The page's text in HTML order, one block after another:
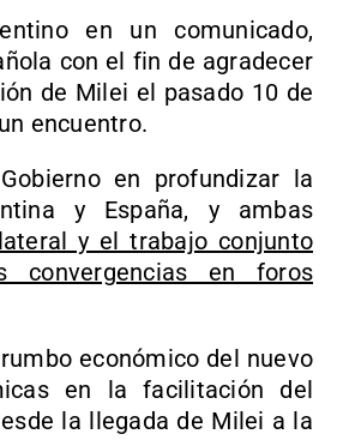
en un comunicado,
con el fin de agradecer
de Milei el pasado 10 de
encuentro.
en profundizar la
y España, y ambas
y el trabajo conjunto
convergencias en foros
económico del nuevo
en la facilitación del
la llegada de Milei a la